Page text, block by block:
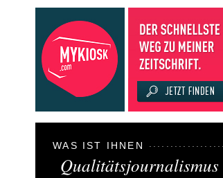
WAS IST IHNEN
Qualitätsjournalismus